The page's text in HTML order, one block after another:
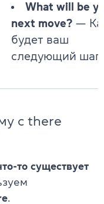
What will be
next move? —
будет ваш
следующий
с there
то существует